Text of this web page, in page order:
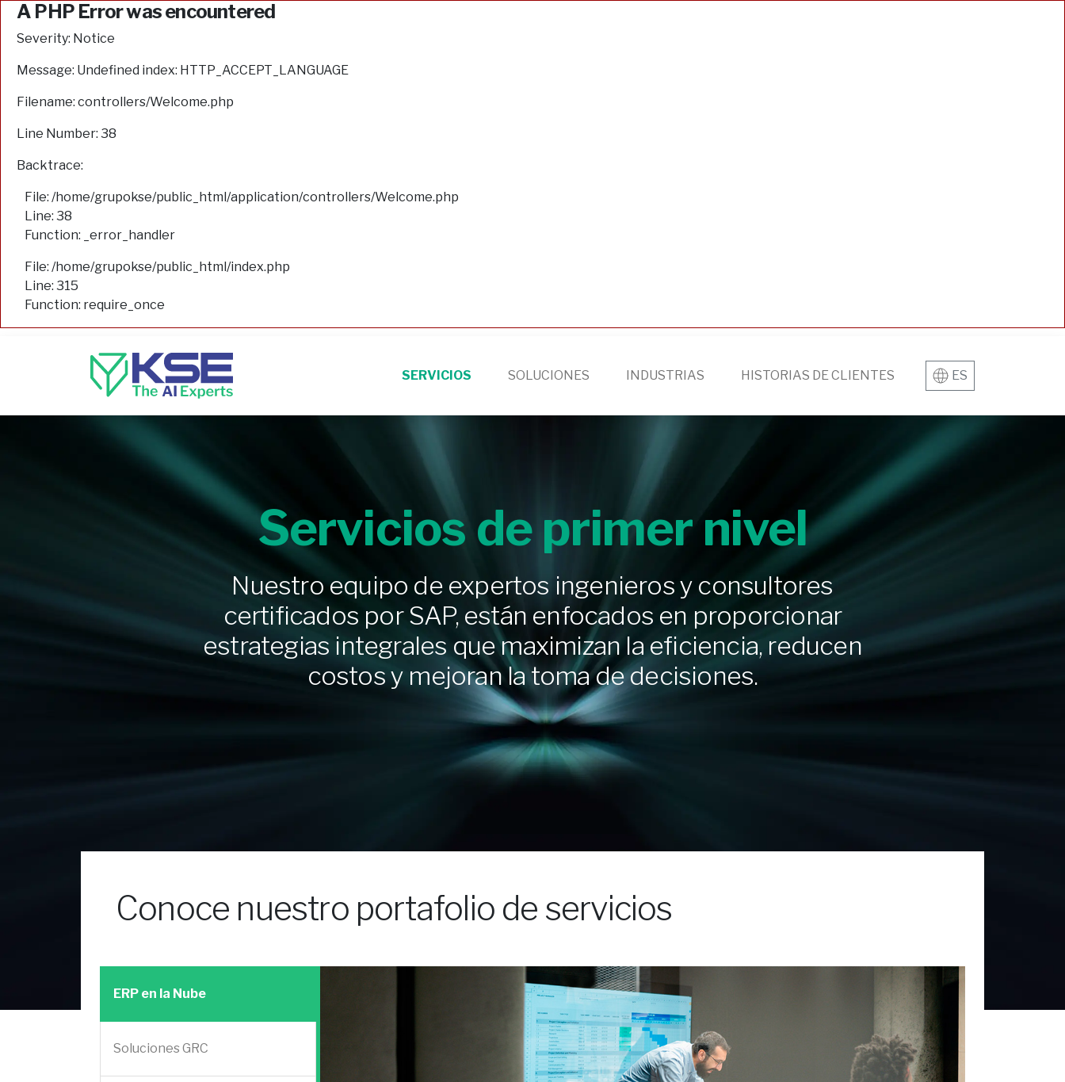
A PHP Error was encountered
Severity: Notice
Message: Undefined index: HTTP_ACCEPT_LANGUAGE
Filename: controllers/Welcome.php
Line Number: 38
Backtrace:
File: /home/grupokse/public_html/application/controllers/Welcome.php
Line: 38
Function: _error_handler
File: /home/grupokse/public_html/index.php
Line: 315
Function: require_once
SERVICIOS SOLUCIONES INDUSTRIAS HISTORIAS DE CLIENTES ES
Servicios de primer nivel
Nuestro equipo de expertos ingenieros y consultores
certificados por SAP, están enfocados en proporcionar
estrategias integrales que maximizan la eficiencia, reducen
costos y mejoran la toma de decisiones.
Conoce nuestro portafolio de servicios
ERP en la Nube
Soluciones GRC